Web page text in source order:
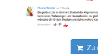
Zu